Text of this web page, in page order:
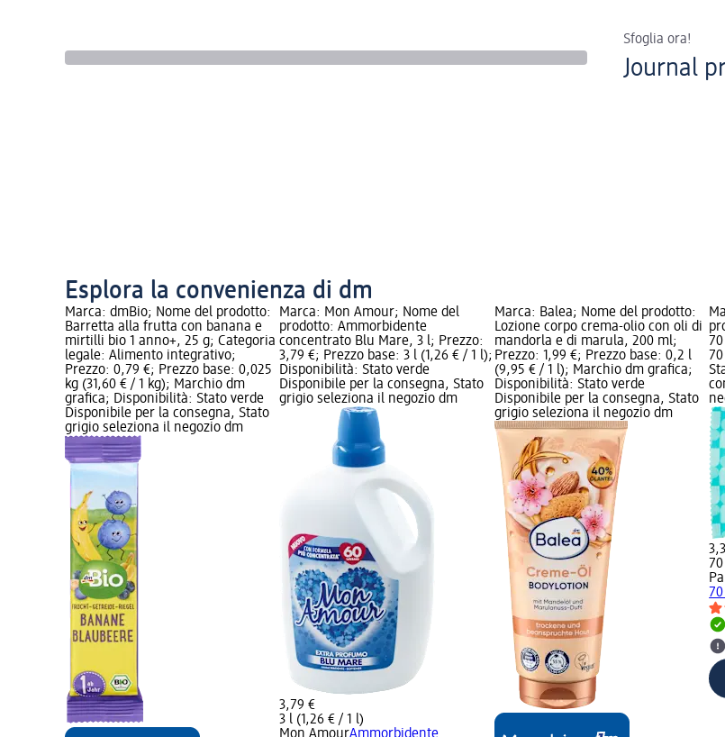
Sfoglia ora!
Journal
Esplora la convenienza di dm
Marca: dmBio; Nome del prodotto:
Barretta alla frutta con banana e
mirtilli bio 1 anno+, 25 g; Categoria
legale: Alimento integrativo;
Prezzo: 0,79 €; Prezzo base: 0,025
kg (31,60 € / 1 kg); Marchio dm
grafica; Disponibilità: Stato verde
Disponibile per la consegna, Stato
grigio seleziona il negozio dm
Marca: Mon Amour; Nome del
prodotto: Ammorbidente
concentrato Blu Mare, 3 l; Prezzo:
3,79 €; Prezzo base: 3 l (1,26 € / 1 l);
Disponibilità: Stato verde
Disponibile per la consegna, Stato
grigio seleziona il negozio dm
3,79 €
3 l (1,26 € / 1 l)
Marca: Balea; Nome del prodotto:
Lozione corpo crema-olio con oli di
mandorla e di marula, 200 ml;
Prezzo: 1,99 €; Prezzo base: 0,2 l
(9,95 € / 1 l); Marchio dm grafica;
Disponibilità: Stato verde
Disponibile per la consegna, Stato
grigio seleziona il negozio dm